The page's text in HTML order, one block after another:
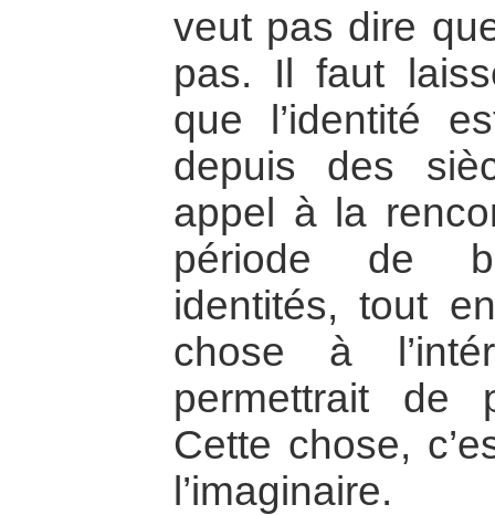
veut pas dire
pas. Il faut
que l’identité
depuis des
appel à la
période de
identités, tout
chose à
permettrait de
Cette chose,
l’imaginaire.